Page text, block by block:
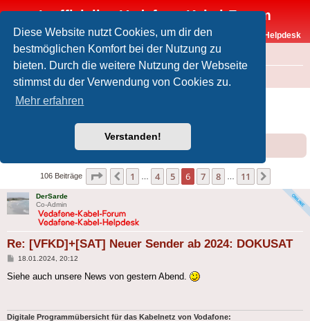
Diese Website nutzt Cookies, um dir den
bestmöglichen Komfort bei der Nutzung zu
bieten. Durch die weitere Nutzung der Webseite
stimmst du der Verwendung von Cookies zu.
Mehr erfahren
Verstanden!
Inoffizielles Vodafone-Kabel-Forum
Vodafone-Kabel-Helpdesk
FAQ
Foren-Übersicht Offtopic
[VFKD]+[SAT] Neuer Sender ab 2024:
106 Beiträge Seite von 11
Vorherige
1 4 5 6 7 8 11
DerSarde
Co-Admin
Re: [VFKD]+[SAT] Neuer Sender ab 2024: DOKUSAT
Beitrag
18.01.2024, 20:12
Siehe auch unsere News von gestern Abend.
Digitale Programmübersicht für das Kabelnetz von Vodafone: